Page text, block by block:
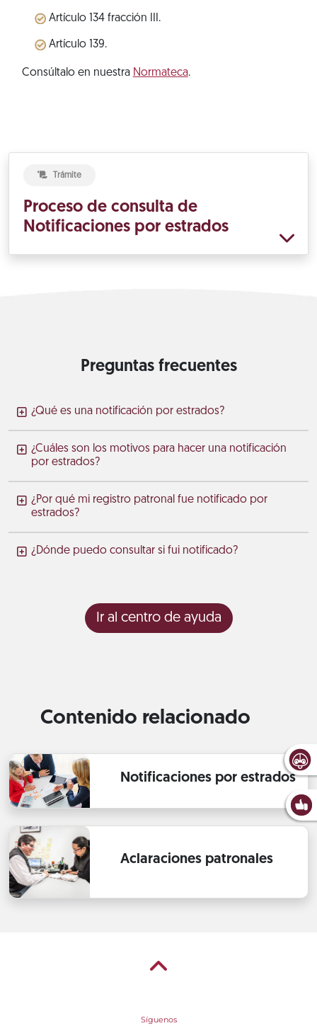
Artículo 134 fracción III.
Artículo 139.
Consúltalo en nuestra Normateca.
Trámite
Proceso de consulta de
Notificaciones por estrados
Preguntas frecuentes
¿Qué es una notificación por estrados?
¿Cuáles son los motivos para hacer una notificación
por estrados?
¿Por qué mi registro patronal fue notificado por
estrados?
¿Dónde puedo consultar si fui notificado?
Ir al centro de ayuda
Contenido relacionado
Notificaciones por estrados
Aclaraciones patronales
Síguenos